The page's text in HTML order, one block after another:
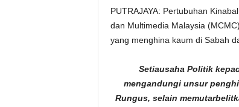
PUTRAJAYA: Pertubuhan
dan Multimedia Malaysia
yang menghina kaum di Sabah
Setiausaha Politik
mengandungi unsur
Rungus, selain